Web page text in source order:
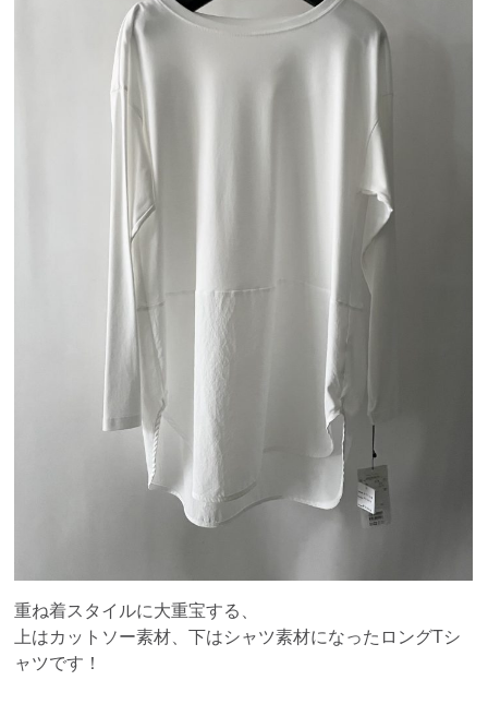
重ね着スタイルに大重宝する、
上はカットソー素材、下はシャツ素材になったロングTシ
ャツです！